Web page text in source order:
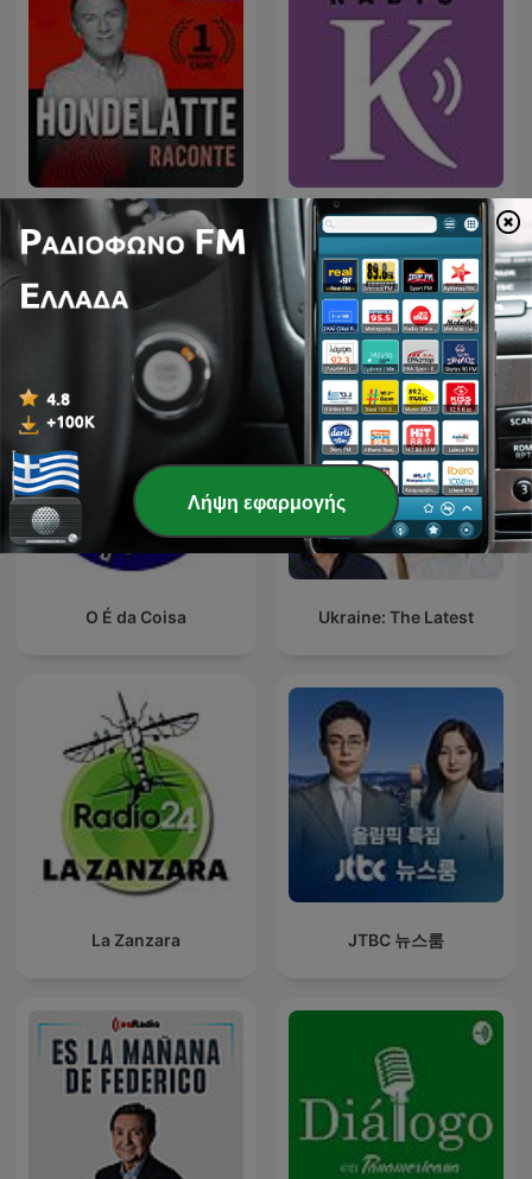
Hondelatte Raconte Ράδιο «Κ» | Kathimerini
Διεθνή podcasts Ειδήσεις
O É da Coisa Ukraine: The Latest
La Zanzara JTBC 뉴스룸
Λήψη εφαρμογής